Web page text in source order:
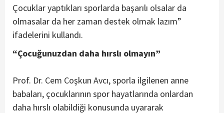
Çocuklar yaptıkları sporlarda başarılı olsalar da
olmasalar da her zaman destek olmak lazım”
ifadelerini kullandı.
“Çocuğunuzdan daha hırslı olmayın”
Prof. Dr. Cem Coşkun Avcı, sporla ilgilenen anne
babaları, çocuklarının spor hayatlarında onlardan
daha hırslı olabildiği konusunda uyararak